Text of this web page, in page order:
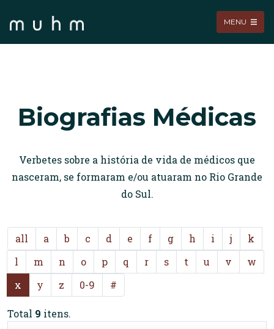
MENU
Biografias Médicas
Verbetes sobre a história de vida de médicos que
nasceram, se formaram e/ou atuaram no Rio Grande
do Sul.
all a b c d e f g h i j
k
l
m n o p q r s t u v
w
x
y z 0-9 #
Total 9 itens.